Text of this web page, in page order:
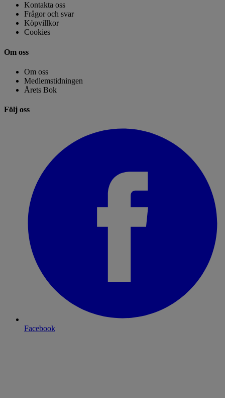
Kontakta oss
Frågor och svar
Köpvillkor
Cookies
Om oss
Om oss
Medlemstidningen
Årets Bok
Följ oss
Facebook